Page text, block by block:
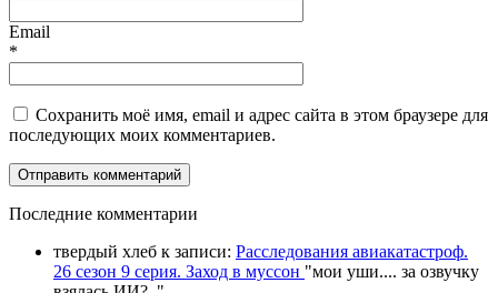
Email
*
Сохранить моё имя, email и адрес сайта в этом браузере для
последующих моих комментариев.
Последние комментарии
твердый хлеб к записи: Расследования авиакатастроф.
26 сезон 9 серия. Заход в муссон "мои уши.... за озвучку